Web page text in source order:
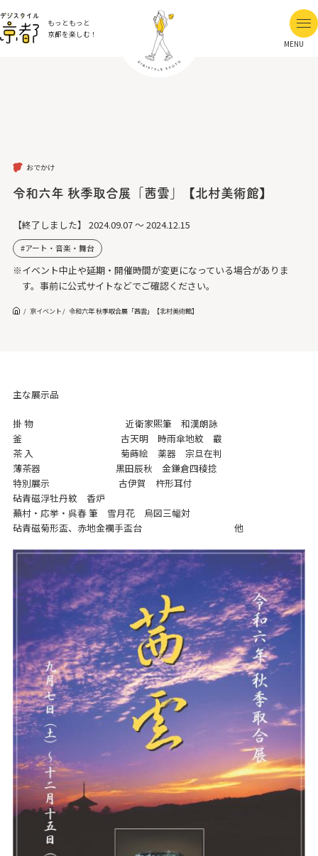
もっともっと
京都を楽しむ！
MENU
おでかけ
令和六年 秋季取合展「茜雲」【北村美術館】
【終了しました】 2024.09.07 ～ 2024.12.15
アート・音楽・舞台
※イベント中止や延期・開催時間が変更になっている場合がありま
す。事前に公式サイトなどでご確認ください。
京イベント 令和六年 秋季取合展「茜雲」【北村美術館】
主な展示品
掛 物 近衛家煕筆 和漢朗詠
釜 古天明 時雨傘地紋 霰
茶 入 菊蒔絵 薬器 宗旦在判
薄茶器 黒田辰秋 金鎌倉四稜捻
特別展示 古伊賀 杵形耳付
砧青磁浮牡丹紋 香炉
蕪村・応挙・呉春 筆 雪月花 烏図三幅対
砧青磁菊形盃、赤地金襴手盃台 他